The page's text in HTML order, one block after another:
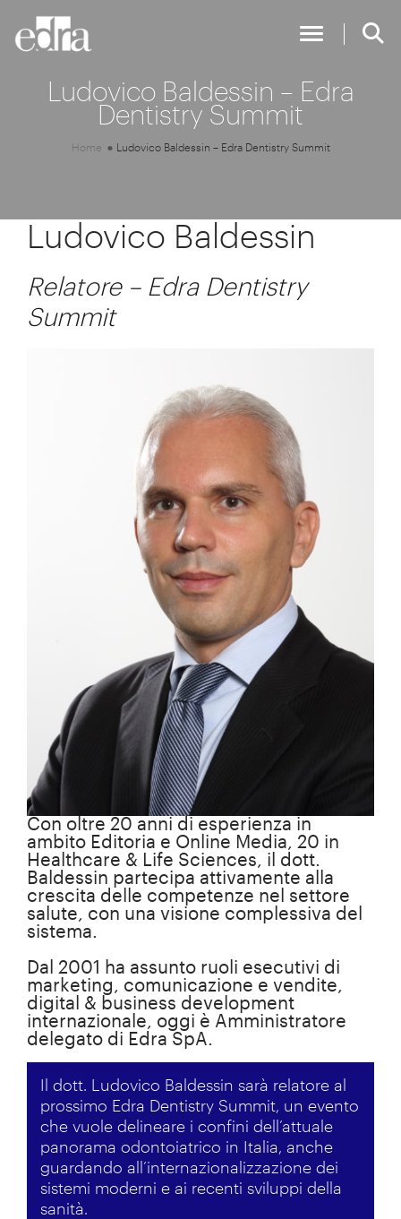
Toggle
Ludovico Baldessin – Edra
Dentistry Summit
Home Ludovico Baldessin – Edra Dentistry Summit
Ludovico Baldessin
Relatore – Edra Dentistry
Summit
Con oltre 20 anni di esperienza in
ambito Editoria e Online Media, 20 in
Healthcare & Life Sciences, il dott.
Baldessin partecipa attivamente alla
crescita delle competenze nel settore
salute, con una visione complessiva del
sistema.
Dal 2001 ha assunto ruoli esecutivi di
marketing, comunicazione e vendite,
digital & business development
internazionale, oggi è Amministratore
delegato di Edra SpA.
Il dott. Ludovico Baldessin sarà relatore al
prossimo Edra Dentistry Summit, un evento
che vuole delineare i confini dell’attuale
panorama odontoiatrico in Italia, anche
guardando all’internazionalizzazione dei
sistemi moderni e ai recenti sviluppi della
sanità.